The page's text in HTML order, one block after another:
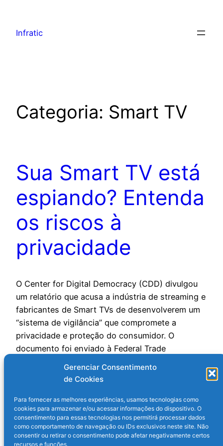
Gerenciar Consentimento
de Cookies
Para fornecer as melhores experiências, usamos tecnologias como
cookies para armazenar e/ou acessar informações do dispositivo. O
consentimento para essas tecnologias nos permitirá processar dados
como comportamento de navegação ou IDs exclusivos neste site. Não
consentir ou retirar o consentimento pode afetar negativamente certos
recursos e funções.
Infratic
Categoria: Smart TV
Sua Smart TV está
espiando? Entenda
os riscos à
privacidade
O Center for Digital Democracy (CDD) divulgou
um relatório que acusa a indústria de streaming e
fabricantes de Smart TVs de desenvolverem um
“sistema de vigilância” que compromete a
privacidade e proteção do consumidor. O
documento foi enviado à Federal Trade
pedindo investigações e regulamentação mais
9 de outubro de 2024